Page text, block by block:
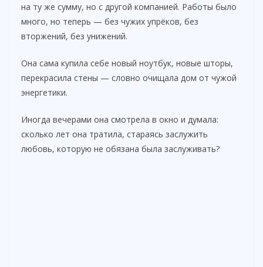
на ту же сумму, но с другой компанией. Работы было
много, но теперь — без чужих упрёков, без
вторжений, без унижений.
Она сама купила себе новый ноутбук, новые шторы,
перекрасила стены — словно очищала дом от чужой
энергетики.
Иногда вечерами она смотрела в окно и думала:
сколько лет она тратила, стараясь заслужить
любовь, которую не обязана была заслуживать?